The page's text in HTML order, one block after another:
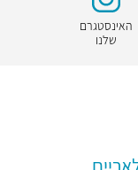
האינסטגרם
שלנו